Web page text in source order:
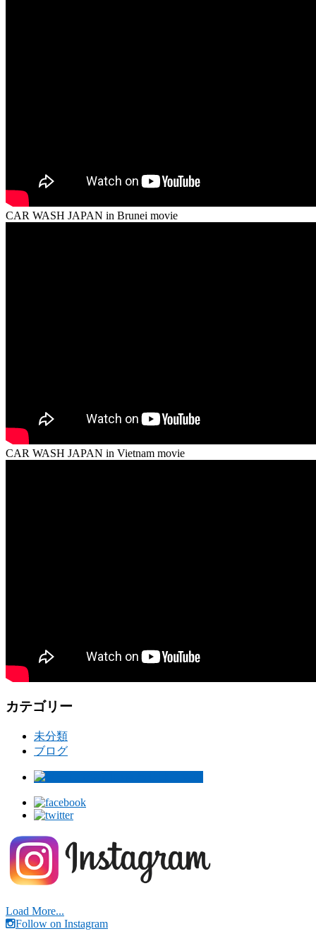
CAR WASH JAPAN in Brunei movie
CAR WASH JAPAN in Vietnam movie
カテゴリー
未分類
ブログ
Load More...
Follow on Instagram